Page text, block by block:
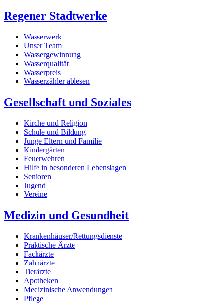
Regener Stadtwerke
Wasserwerk
Unser Team
Wassergewinnung
Wasserqualität
Wasserpreis
Wasserzähler ablesen
Gesellschaft und Soziales
Kirche und Religion
Schule und Bildung
Junge Eltern und Familie
Kindergärten
Feuerwehren
Hilfe in besonderen Lebenslagen
Senioren
Jugend
Vereine
Medizin und Gesundheit
Krankenhäuser/Rettungsdienste
Praktische Ärzte
Fachärzte
Zahnärzte
Tierärzte
Apotheken
Medizinische Anwendungen
Pflege